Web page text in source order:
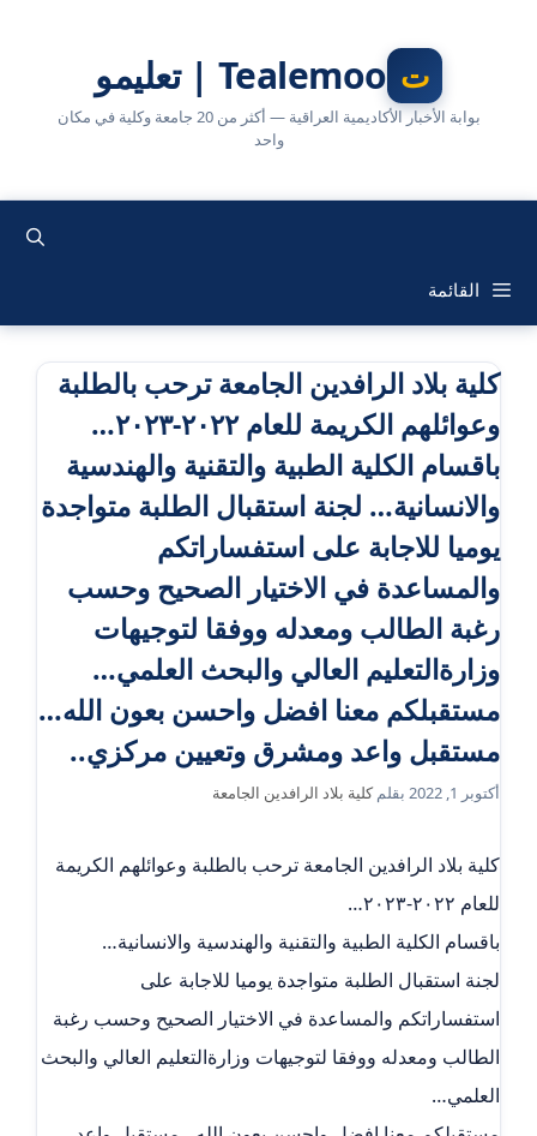
Tealemoo | تعليمو
بوابة الأخبار الأكاديمية العراقية — أكثر من 20 جامعة وكلية في مكان
واحد
القائمة
كلية بلاد الرافدين الجامعة ترحب بالطلبة
وعوائلهم الكريمة للعام ٢٠٢٢-٢٠٢٣…
باقسام الكلية الطبية والتقنية والهندسية
والانسانية… لجنة استقبال الطلبة متواجدة
يوميا للاجابة على استفساراتكم
والمساعدة في الاختيار الصحيح وحسب
رغبة الطالب ومعدله ووفقا لتوجيهات
وزارةالتعليم العالي والبحث العلمي…
مستقبلكم معنا افضل واحسن بعون الله…
مستقبل واعد ومشرق وتعيين مركزي..
أكتوبر 1, 2022 بقلمكلية بلاد الرافدين الجامعة
كلية بلاد الرافدين الجامعة ترحب بالطلبة وعوائلهم الكريمة
للعام ٢٠٢٢-٢٠٢٣…
باقسام الكلية الطبية والتقنية والهندسية والانسانية…
لجنة استقبال الطلبة متواجدة يوميا للاجابة على
استفساراتكم والمساعدة في الاختيار الصحيح وحسب رغبة
الطالب ومعدله ووفقا لتوجيهات وزارةالتعليم العالي والبحث
العلمي…